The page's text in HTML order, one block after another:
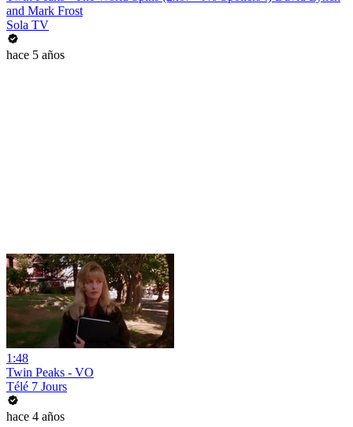
and Mark Frost
Sola TV
hace 5 años
1:48
Twin Peaks - VO
Télé 7 Jours
hace 4 años